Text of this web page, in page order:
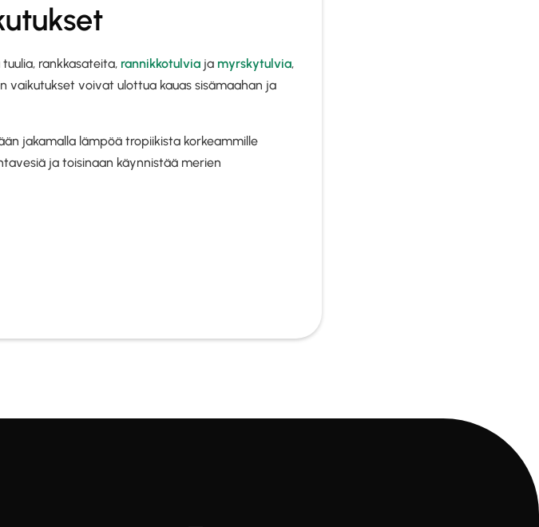
rankkasateita, rannikkotulvia ja myrskytulvia,
vaikutukset voivat ulottua kauas sisämaahan ja
jakamalla lämpöä tropiikista korkeammille
ja toisinaan käynnistää merien